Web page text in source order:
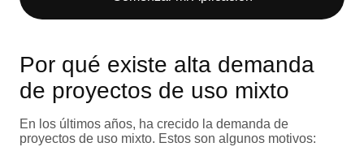
Por qué existe alta demanda
de proyectos de uso mixto
En los últimos años, ha crecido la demanda de
proyectos de uso mixto. Estos son algunos motivos: